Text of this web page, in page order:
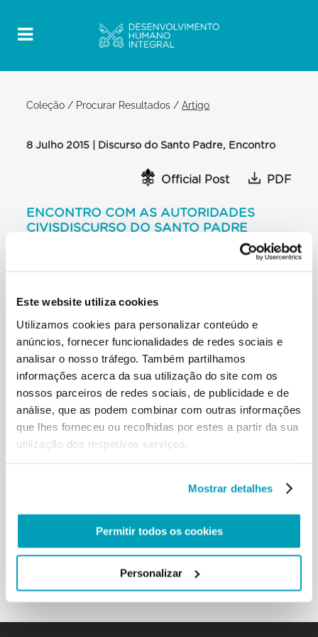
Este website utiliza cookies
Utilizamos cookies para personalizar conteúdo e
anúncios, fornecer funcionalidades de redes sociais e
analisar o nosso tráfego. Também partilhamos
informações acerca da sua utilização do site com os
nossos parceiros de redes sociais, de publicidade e de
análise, que as podem combinar com outras informações
que lhes forneceu ou recolhidas por estes a partir da sua
utilização dos respetivos serviços.
Mostrar detalhes
Permitir todos os cookies
Personalizar
Coleção / Procurar Resultados /Artigo
8 Julho 2015 | Discurso do Santo Padre, Encontro
Official Post PDF
ENCONTRO COM AS AUTORIDADES
CIVISDISCURSO DO SANTO PADRE
pode fechar-se em si mesma; as
demonstra o problema da
emigração nos nossos dias. Hoje é indispensável o
desenvolvimento da diplomacia
com os países vizinhos, que evite os conflitos entre
povos irmãos e contribua para
um diálogo franco e aberto dos problemas. E estou
do mar: o diálogo é indispensável. Construir
pontes, em vez de erguer muros.
têm soluções razoáveis, equitativas e duradouras.
ser motivo de agressividade, rancor ou inimizade,
tornam mais difícil a sua solução. […]
Voltar aos resultados